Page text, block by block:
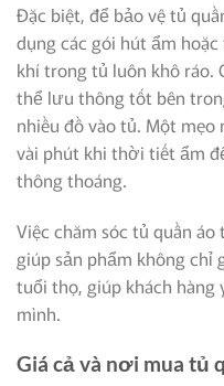
Đặc biệt, để bảo vệ tủ
dụng các gói hút ẩm
khí trong tủ luôn khô ráo.
thể lưu thông tốt bên
nhiều đồ vào tủ. Một
vài phút khi thời tiết ẩm
thông thoáng.
Việc chăm sóc tủ quần
giúp sản phẩm không chỉ
tuổi thọ, giúp khách hàng
mình.
Giá cả và nơi mua tủ